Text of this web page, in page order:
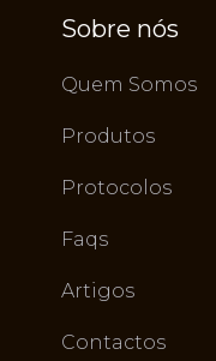
Sobre nós
Quem Somos
Produtos
Protocolos
Faqs
Artigos
Contactos